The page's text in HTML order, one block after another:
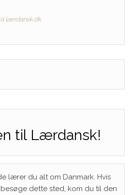
laerdansk.dk
til Lærdansk!
lærer du alt om Danmark. Hvis
dette sted, kom du til den